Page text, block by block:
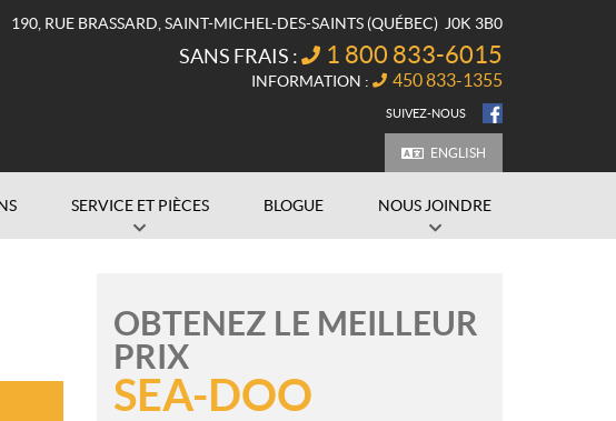
190, RUE BRASSARD SAINT-MICHEL-DES-SAINTS (QUÉBEC) J0K 3B0
SANS FRAIS : 1 800 833-6015
INFORMATION : 450 833-1355
SUIVEZ-NOUS
ENGLISH
SERVICE ET PIÈCES BLOGUE NOUS JOINDRE
OBTENEZ LE MEILLEUR
PRIX
SEA-DOO